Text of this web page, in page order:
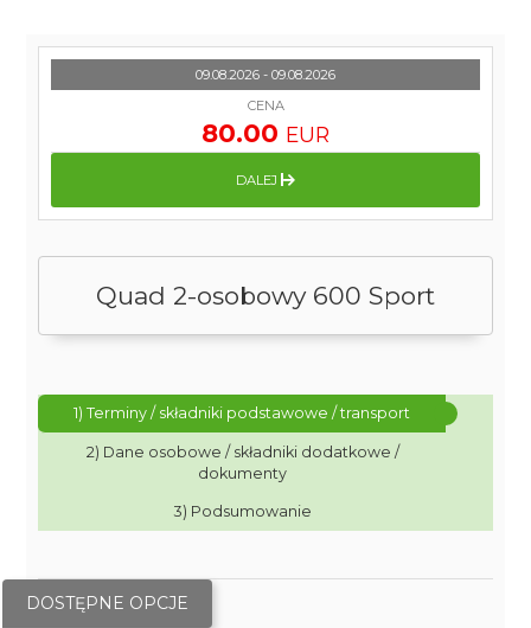
Quad 2-osobowy 600 Sport
1) Terminy / składniki podstawowe / transport
2) Dane osobowe / składniki dodatkowe /
dokumenty
3) Podsumowanie
DOSTĘPNE OPCJE
09.08.2026 - 09.08.2026
CENA
80.00 EUR
DALEJ